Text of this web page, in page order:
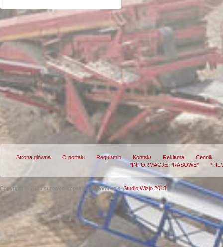
Strona główna O portalu Regulamin Kontakt Reklama
Cennik
*INFORMACJE PRASOWE*
Copyright © 2013 surowce-kopalnie.plWykonanie:Studio Wizjo 2013